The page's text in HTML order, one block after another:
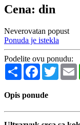
Cena: din
Neverovatan popust
Ponuda je istekla
Podelite ovu ponudu:
Share Facebook
Twitter
Opis ponude